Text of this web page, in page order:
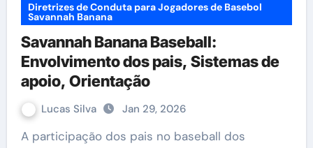
Diretrizes de Conduta para Jogadores de Basebol
Savannah Banana
Savannah Banana Baseball:
Envolvimento dos pais, Sistemas de
apoio, Orientação
Lucas Silva Jan 29, 2026
A participação dos pais no baseball dos